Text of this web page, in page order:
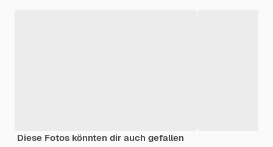
Diese Fotos könnten dir auch gefallen